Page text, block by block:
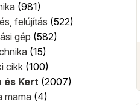
(981)
felújítás (522)
gép (582)
(15)
cikk (100)
és Kert (2007)
mama (4)